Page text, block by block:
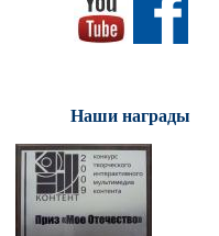
Наши награды